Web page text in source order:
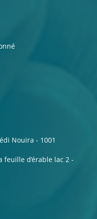
Nouira - 1001
feuille d’érable lac 2 -